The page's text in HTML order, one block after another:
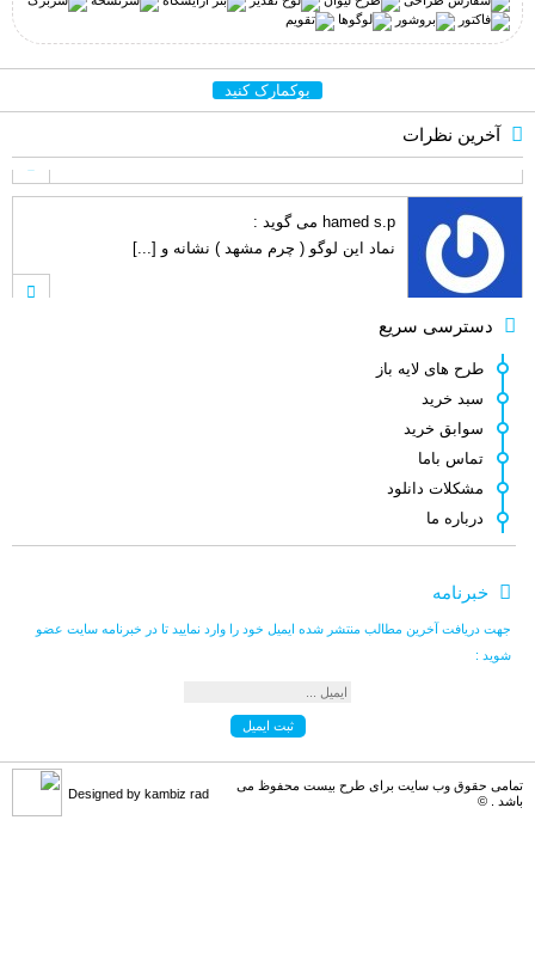
بوکمارک کنید
آخرین نظرات
hamed s.pمی گوید :
نماد این لوگو ( چرم مشهد ) نشانه و [...]
کامبیز رادمی گوید :
سلام . خیلی ممنون نه دوست عزیز انتش [...]
سلام . داخل فایل همون طرح رنگ های د [...]
سلام این طرح برای من فقط رنگ آبی رو [...]
دسترسی سریع
طرح های لایه باز
سبد خرید
سوابق خرید
تماس باما
مشکلات دانلود
درباره ما
خبرنامه
جهت دریافت آخرین مطالب منتشر شده ایمیل خود را وارد نمایید تا در خبرنامه سایت عضو
شوید :
Designed by kambiz rad
تمامی حقوق وب سایت برای طرح بیست محفوظ می
باشد . ©